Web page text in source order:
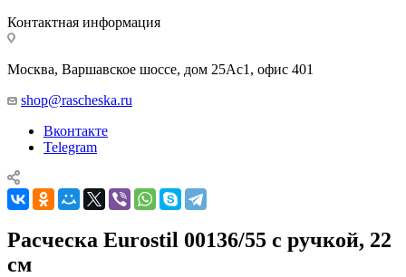
Контактная информация
Москва, Варшавское шоссе, дом 25Аc1, офис 401
shop@rascheska.ru
Вконтакте
Telegram
Расческа Eurostil 00136/55 с ручкой, 22
см